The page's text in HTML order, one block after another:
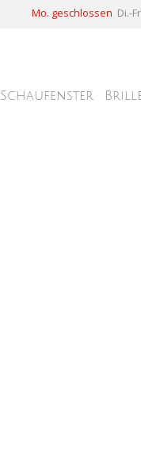
Mo. geschlossen Di.-
Schaufenster